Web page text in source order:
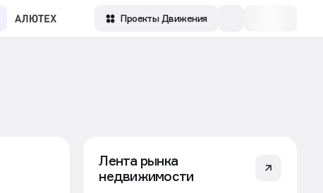
Проекты Движения
Лента рынка
недвижимости